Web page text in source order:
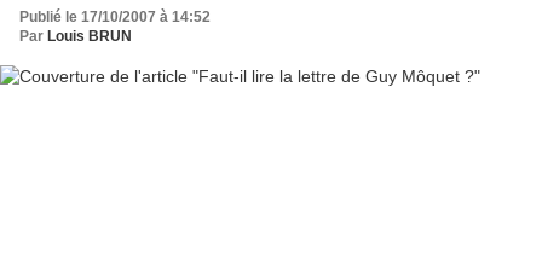
Publié le 17/10/2007 à 14:52
Par Louis BRUN